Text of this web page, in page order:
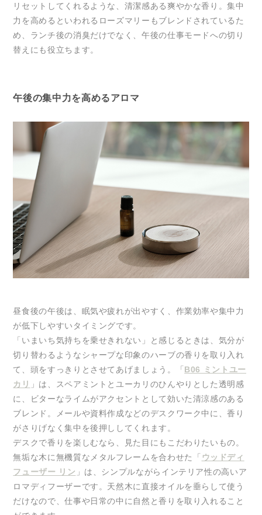
リセットしてくれるような、清潔感ある爽やかな香り。集中
力を高めるといわれるローズマリーもブレンドされているた
め、ランチ後の消臭だけでなく、午後の仕事モードへの切り
替えにも役立ちます。
午後の集中力を高めるアロマ
昼食後の午後は、眠気や疲れが出やすく、作業効率や集中力
が低下しやすいタイミングです。
「いまいち気持ちを乗せきれない」と感じるときは、気分が
切り替わるようなシャープな印象のハーブの香りを取り入れ
て、頭をすっきりとさせてあげましょう。「 B06 ミントユー
カリ 」は、スペアミントとユーカリのひんやりとした透明感
に、ビターなライムがアクセントとして効いた清涼感のある
ブレンド。メールや資料作成などのデスクワーク中に、香り
がさりげなく集中を後押ししてくれます。
デスクで香りを楽しむなら、見た目にもこだわりたいもの。
無垢な木に無機質なメタルフレームを合わせた「 ウッドディ
フューザー リン 」は、シンプルながらインテリア性の高いア
ロマディフーザーです。天然木に直接オイルを垂らして使う
だけなので、仕事や日常の中に自然と香りを取り入れること